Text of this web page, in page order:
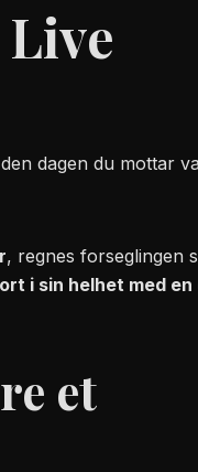
dagen du mottar
, regnes forseglingen
i sin helhet med en
et